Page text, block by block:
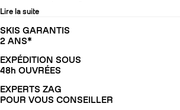
Lire la suite
SKIS GARANTIS
2 ANS*
EXPÉDITION SOUS
48h OUVRÉES
EXPERTS ZAG
POUR VOUS CONSEILLER